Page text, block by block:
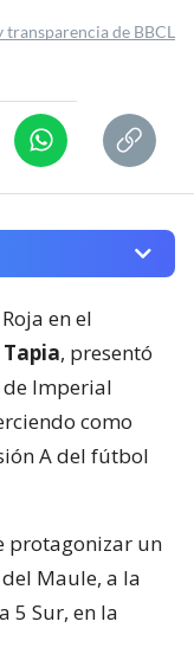
transparencia de BBCL
en el
, presentó
de Imperial
como
A del fútbol
protagonizar un
Maule, a la
5 Sur, en la